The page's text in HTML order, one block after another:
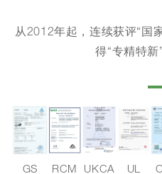
从2012年起，连续获评“国
得“专精特新
GS RCM UKCA UL